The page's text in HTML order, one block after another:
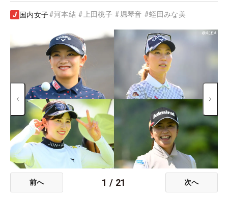
国内女子#河本結 #上田桃子 #堀琴音 #蛭田みな美
前へ 1 / 21 次へ